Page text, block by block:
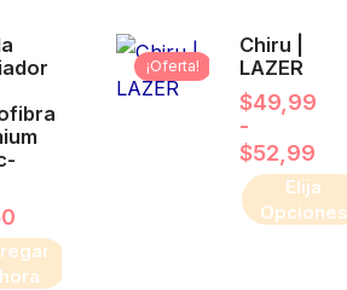
¡Oferta!
Chiru |
LAZER
$49,99
-
$52,99
Elija
Opciones
producto
tiene
múltiples
variantes.
Las